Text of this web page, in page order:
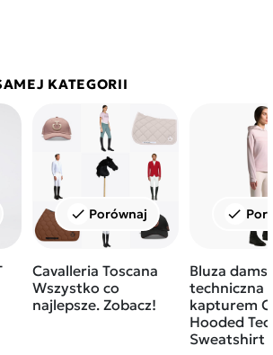
KATEGORII
check Porównaj
Cavalleria Toscana
Wszystko co
najlepsze. Zobacz!
check
Bluza
techniczna
kapturem
Hooded
Sweatshirt